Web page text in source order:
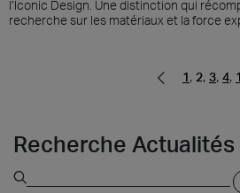
l’Iconic Design. Une distinction qui
recherche sur les matériaux et la force
Pagina
1, 2, 3, 4,
Recherche Actualités